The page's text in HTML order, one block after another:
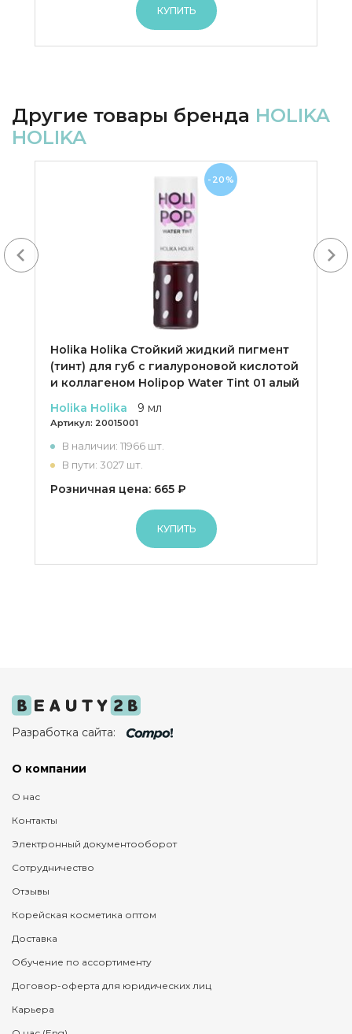
КУПИТЬ
Другие товары бренда HOLIKA
HOLIKA
Holika Holika Cтойкий жидкий пигмент
(тинт) для губ с гиалуроновой кислотой
и коллагеном Holipop Water Tint 01 алый
Holika Holika
9 мл
Артикул: 20015001
В наличии: 11966 шт.
В пути: 3027 шт.
Розничная цена: 665 ₽
КУПИТЬ
-20%
Разработка сайта:
О компании
О нас
Контакты
Электронный документооборот
Сотрудничество
Отзывы
Корейская косметика оптом
Доставка
Обучение по ассортименту
Договор-оферта для юридических лиц
Карьера